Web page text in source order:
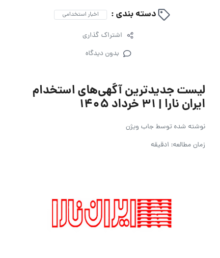
دسته بندی : اخبار استخدامی
اشتراک گذاری
بدون دیدگاه
لیست جدیدترین آگهی‌های استخدام
ایران نارا | ۳۱ خرداد ۱۴۰۵
نوشته شده توسطجاب ویژن
زمان مطالعه: 1دقیقه